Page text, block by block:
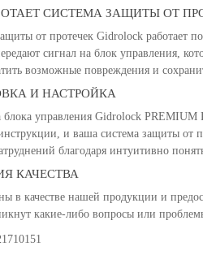
СИСТЕМА ЗАЩИТЫ ОТ
от протечек Gidrolock работает
сигнал на блок управления,
возможные повреждения и
И НАСТРОЙКА
блока управления Gidrolock
и ваша система защиты от
благодаря интуитивно
КАЧЕСТВА
в качестве нашей продукции и
какие-либо вопросы или